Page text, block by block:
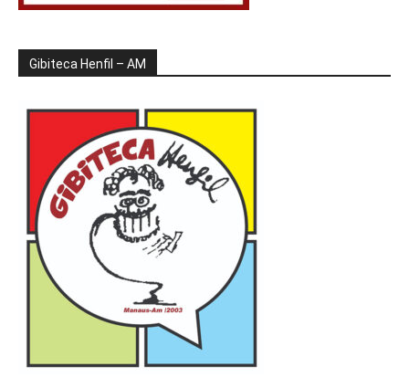
Gibiteca Henfil – AM